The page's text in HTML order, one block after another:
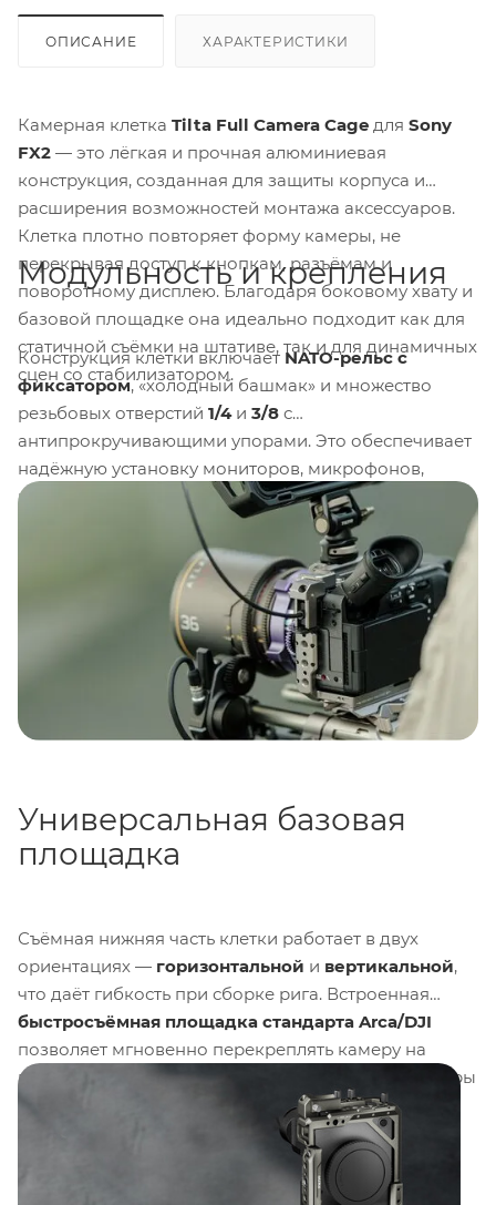
ОПИСАНИЕ ХАРАКТЕРИСТИКИ
Камерная клетка Tilta Full Camera Cage для Sony
FX2 — это лёгкая и прочная алюминиевая
конструкция, созданная для защиты корпуса и
расширения возможностей монтажа аксессуаров.
Клетка плотно повторяет форму камеры, не
перекрывая доступ к кнопкам, разъёмам и
поворотному дисплею. Благодаря боковому хвату и
базовой площадке она идеально подходит как для
статичной съёмки на штативе, так и для динамичных
сцен со стабилизатором.
Модульность и крепления
Конструкция клетки включает NATO-рельс с
фиксатором, «холодный башмак» и множество
резьбовых отверстий 1/4и 3/8 с
антипрокручивающими упорами. Это обеспечивает
надёжную установку мониторов, микрофонов,
мэджик армов и других аксессуаров без риска
смещения. Все точки крепления расположены с
учётом баланса рига и удобства доступа к камере.
Универсальная базовая
площадка
Съёмная нижняя часть клетки работает в двух
ориентациях — горизонтальной и вертикальной,
что даёт гибкость при сборке рига. Встроенная
быстросъёмная площадка стандарта Arca/DJI
позволяет мгновенно перекреплять камеру на
голову штатива, съёмные рельсы или стабилизаторы
DJI, не перенастраивая баланс каждый раз.